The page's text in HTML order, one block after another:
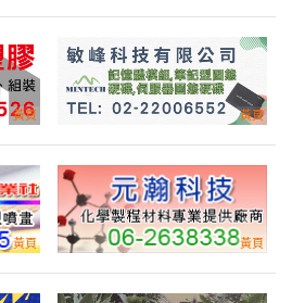
地沙堆
海OO家OO區OO處 詢價
立即報價
的T&amp;R